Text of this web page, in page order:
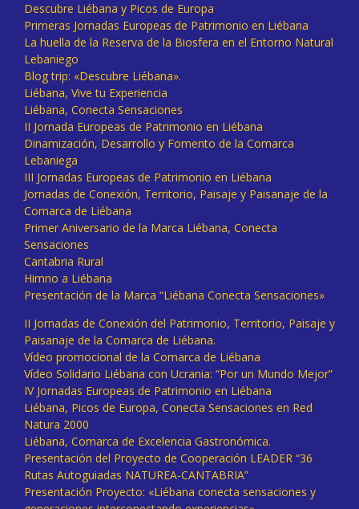
Descubre Liébana y Picos de Europa
Primeras Jornadas Europeas de Patrimonio en Liébana
La huella de la Reserva de la Biosfera en el Entorno Natural
Lebaniego
Blog trip: «Descubre Liébana».
Liébana, Vive tu Experiencia
Liébana, Conecta Sensaciones
II Jornada Europeas de Patrimonio en Liébana
Dinamización, Desarrollo y Fomento de la Comarca
Lebaniega
III Jornadas Europeas de Patrimonio en Liébana
Jornadas de Conexión, Territorio, Paisaje y Paisanaje de la
Comarca de Liébana
Primer Aniversario de la Marca Liébana, Conecta
Sensaciones
Cantabria Rural
Himno a Liébana
Presentación de la Marca “Liébana Conecta Sensaciones»
II Jornadas de Conexión del Patrimonio, Territorio, Paisaje y
Paisanaje de la Comarca de Liébana.
Vídeo promocional de la Comarca de Liébana
Vídeo Solidario Liébana con Ucrania: “Por un Mundo Mejor”
IV Jornadas Europeas de Patrimonio en Liébana
Liébana, Picos de Europa, Conecta Sensaciones en Red
Natura 2000
Liébana, Comarca de Excelencia Gastronómica.
Presentación del Proyecto de Cooperación LEADER “36
Rutas Autoguiadas NATUREA-CANTABRIA”
Presentación Proyecto: «Liébana conecta sensaciones y